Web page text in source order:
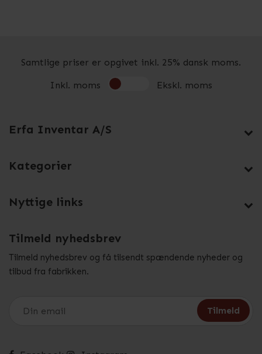
Samtlige priser er opgivet inkl. 25% dansk moms.
Inkl. moms Ekskl. moms
Erfa Inventar A/S
Kategorier
Nyttige links
Tilmeld nyhedsbrev
Tilmeld nyhedsbrev og få tilsendt spændende nyheder og
tilbud fra fabrikken.